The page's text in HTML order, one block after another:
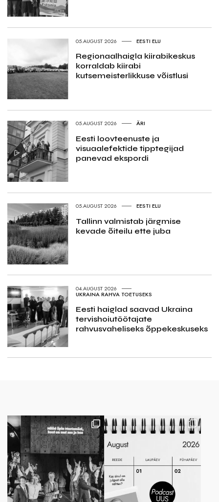
05.AUGUST 2026 EESTI ELU
Regionaalhaigla kiirabikeskus
korraldab kiirabi
kutsemeisterlikkuse võistlusi
05.AUGUST 2026 ÄRI
Eesti loovteenuste ja
visuaalefektide tipptegijad
panevad ekspordi
05.AUGUST 2026 EESTI ELU
Tallinn valmistab järgmise
kevade õiteilu ette juba
04.AUGUST 2026
UKRAINA RAHVA TOETUSEKS
Eesti haiglad saavad Ukraina
tervishoiutöötajate
rahvusvaheliseks õppekeskuseks